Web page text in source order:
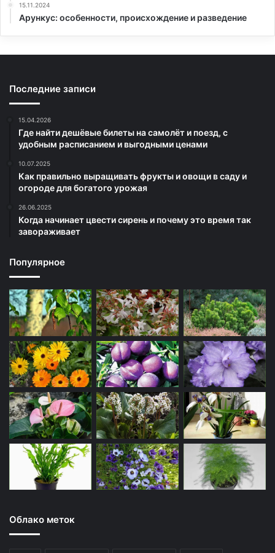
15.11.2024
Арункус: особенности, происхождение и разведение
Последние записи
15.04.2026
Где найти дешёвые билеты на самолёт и поезд, с
удобным расписанием и выгодными ценами
10.07.2025
Как правильно выращивать фрукты и овощи в саду и
огороде для богатого урожая
26.06.2025
Когда начинает цвести сирень и почему это время так
завораживает
Популярное
Облако меток